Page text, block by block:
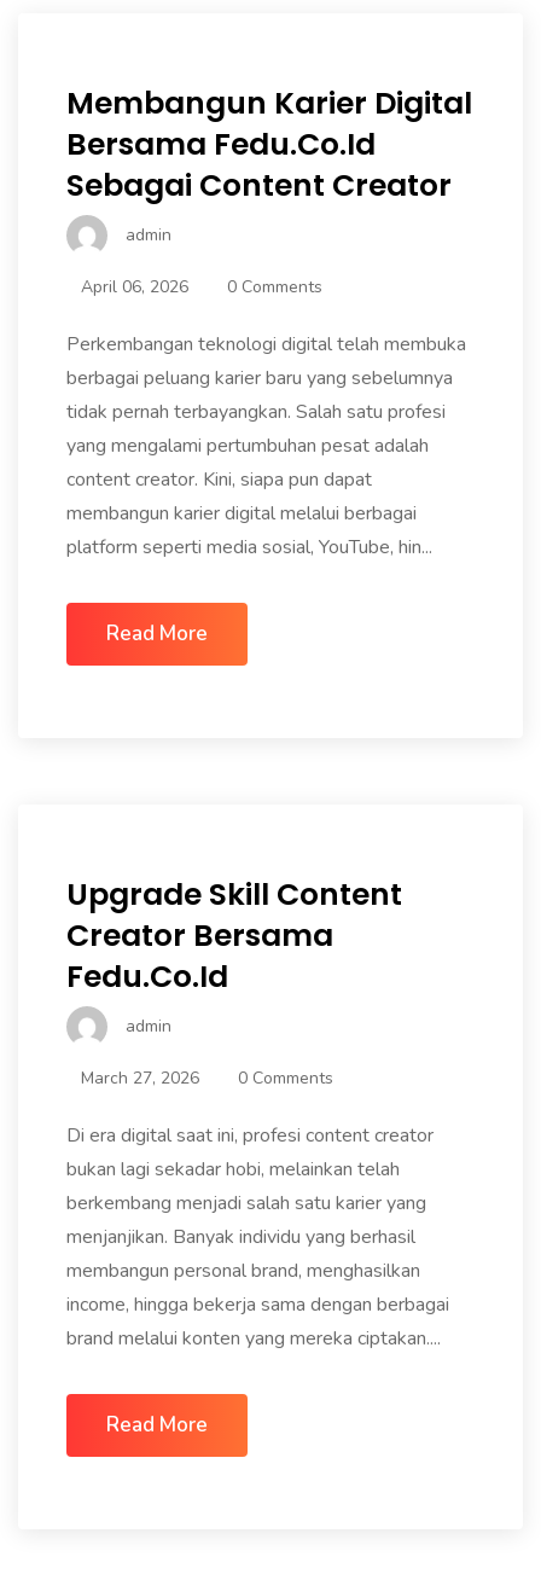
Membangun Karier Digital
Bersama Fedu.co.id
Sebagai Content Creator
admin
April 06, 2026 0 Comments
Perkembangan teknologi digital telah membuka
berbagai peluang karier baru yang sebelumnya
tidak pernah terbayangkan. Salah satu profesi
yang mengalami pertumbuhan pesat adalah
content creator. Kini, siapa pun dapat
membangun karier digital melalui berbagai
platform seperti media sosial, YouTube, hin...
Read More
Upgrade Skill Content
Creator Bersama
Fedu.co.id
admin
March 27, 2026 0 Comments
Di era digital saat ini, profesi content creator
bukan lagi sekadar hobi, melainkan telah
berkembang menjadi salah satu karier yang
menjanjikan. Banyak individu yang berhasil
membangun personal brand, menghasilkan
income, hingga bekerja sama dengan berbagai
brand melalui konten yang mereka ciptakan....
Read More